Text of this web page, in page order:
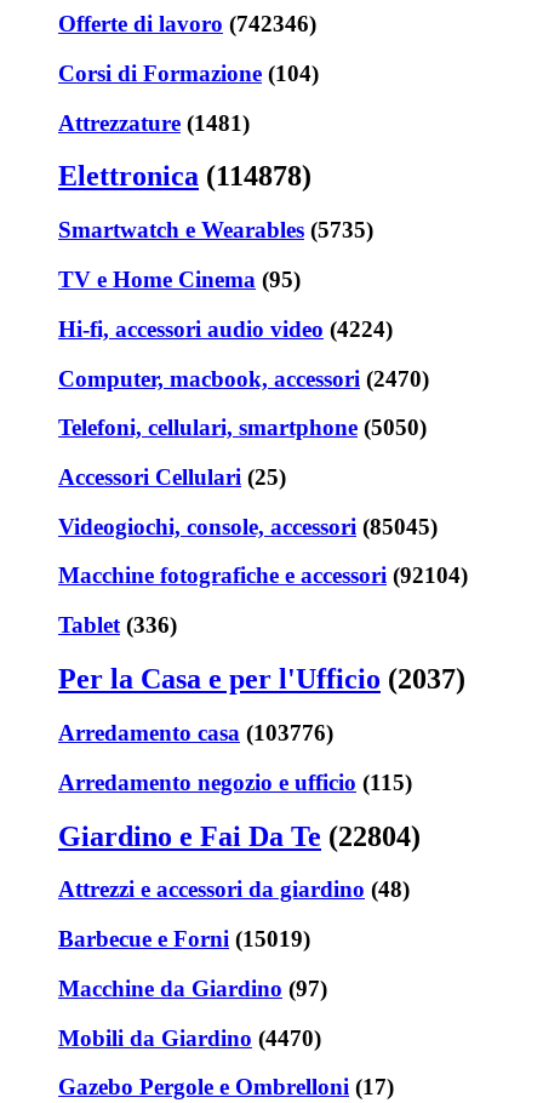
Offerte di lavoro (742346)
Corsi di Formazione (104)
Attrezzature (1481)
Elettronica (114878)
Smartwatch e Wearables (5735)
TV e Home Cinema (95)
Hi-fi, accessori audio video (4224)
Computer, macbook, accessori (2470)
Telefoni, cellulari, smartphone (5050)
Accessori Cellulari (25)
Videogiochi, console, accessori (85045)
Macchine fotografiche e accessori (92104)
Tablet (336)
Per la Casa e per l'Ufficio (2037)
Arredamento casa (103776)
Arredamento negozio e ufficio (115)
Giardino e Fai Da Te (22804)
Attrezzi e accessori da giardino (48)
Barbecue e Forni (15019)
Macchine da Giardino (97)
Mobili da Giardino (4470)
Gazebo Pergole e Ombrelloni (17)